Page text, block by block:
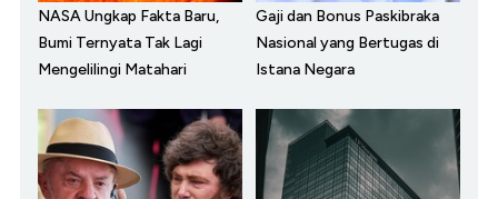
NASA Ungkap Fakta Baru,
Bumi Ternyata Tak Lagi
Mengelilingi Matahari
Gaji dan Bonus Paskibraka
Nasional yang Bertugas di
Istana Negara